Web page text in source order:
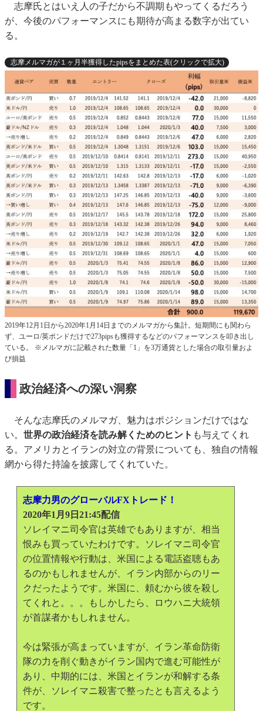
志摩氏とはいえ人の子だから不調期もやってくるだろう
が、今後のパフォーマンスにも期待が高まる数字が出てい
る。
志摩メルマガが１ヶ月半獲得したpipsをまとめた表(クリックで拡大)
2019年12月1日から2020年1月14日までのメルマガから集計。短期間にも関わら
ず、ユーロ/英ポンドだけで273pipsも獲得するなどのパフォーマンスを叩き出し
ている。 ※メルマガに記載された数量「1」を3万通貨とした場合の取引量およ
び損益
政治経済への深い洞察
そんな志摩氏のメルマガ、魅力はポジションだけではな
い。 世界の政治経済を読み解くためのヒント も与えてくれ
る。アメリカとイランの対立の背景についても、独自の情報
網から得た持論を披露してくれていた。
志摩力男のグローバルFXトレード！
2020年1月9日21:45配信
ソレイマニ司令官は英雄でもありますが、相当
恨みも買っていたわけです。ソレイマニ司令官
の位置情報や行動は、米国による電話盗聴もあ
るのかもしれませんが、イラン内部からのリー
クだったようです。米国に、頼むから彼を殺し
てくれと。。。もしかしたら、ロウハニ大統領
が首謀者かもしれません。
今は緊張が高まっていますが、イラン革命防衛
隊の力を削ぐ動きがイラン国内で進む可能性が
あり、中期的には、米国とイランが和解する条
件が、ソレイマニ殺害で整ったとも言えるよう
です。